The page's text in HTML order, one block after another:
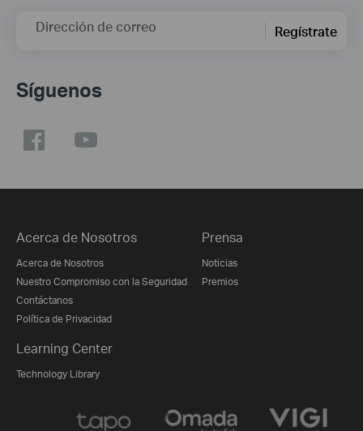
Dirección de correo Regístrate
Síguenos
Acerca de Nosotros
Acerca de Nosotros
Nuestro Compromiso con la Seguridad
Contáctanos
Política de Privacidad
Prensa
Noticias
Premios
Learning Center
Technology Library